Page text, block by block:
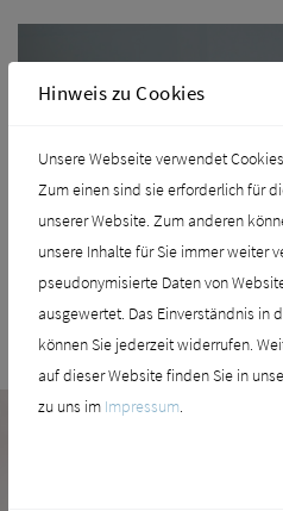
Hinweis zu Cookies
Unsere Webseite verwendet
Zum einen sind sie erforderlich für
unserer Website. Zum anderen
unsere Inhalte für Sie immer weiter
pseudonymisierte Daten von
ausgewertet. Das Einverständnis in
können Sie jederzeit widerrufen.
auf dieser Website finden Sie in
zu uns im Impressum.